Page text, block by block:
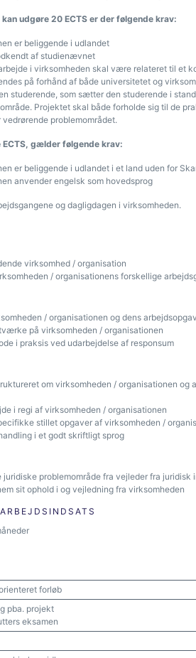
udgøre 20 ECTS er der følgende krav:
er beliggende i udlandet
af studienævnet
i virksomheden skal være relateret til et
på forhånd af både universitetet og
studerende, som sætter den studerende i
Projektet skal både forholde sig til de
problemområdet.
gælder følgende krav:
er beliggende i udlandet i et land uden for
anvender engelsk som hovedsprog
og dagligdagen i virksomheden.
virksomhed / organisation
/ organisationens forskellige
/ organisationen og dens
på virksomheden / organisationen
i praksis ved udarbejdelse af responsum
om virksomheden / organisationen og
i regi af virksomheden / organisationen
stillet opgaver af virksomheden /
i et godt skriftligt sprog
juridiske problemområde fra vejleder fra juridisk
sit ophold i og vejledning fra virksomheden
forløb
pba. projekt
eksamen